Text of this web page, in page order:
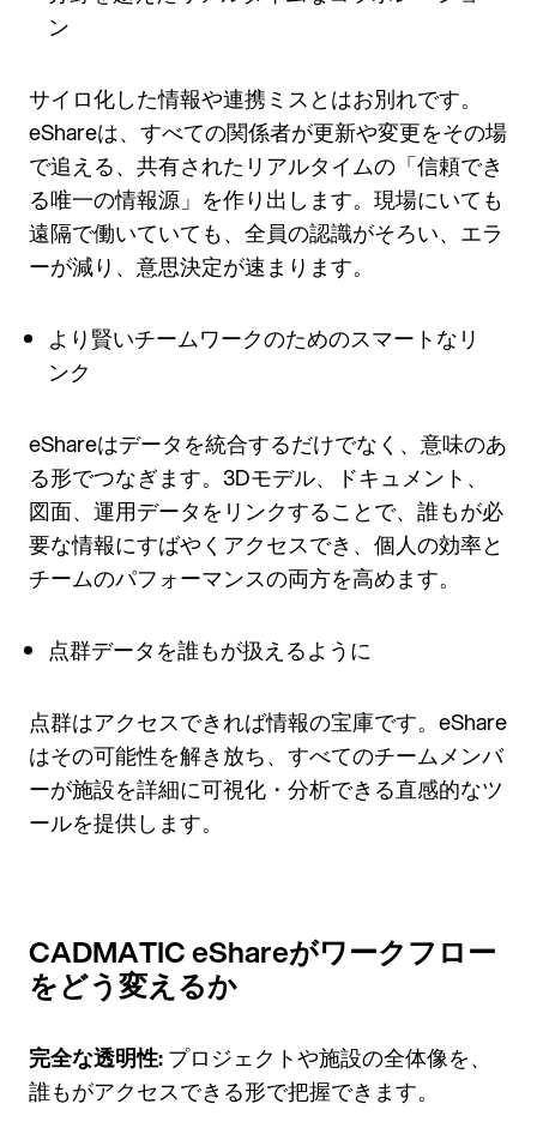
ン
サイロ化した情報や連携ミスとはお別れです。
eShareは、すべての関係者が更新や変更をその場
で追える、共有されたリアルタイムの「信頼でき
る唯一の情報源」を作り出します。現場にいても
遠隔で働いていても、全員の認識がそろい、エラ
ーが減り、意思決定が速まります。
より賢いチームワークのためのスマートなリ
ンク
eShareはデータを統合するだけでなく、意味のあ
る形でつなぎます。3Dモデル、ドキュメント、
図面、運用データをリンクすることで、誰もが必
要な情報にすばやくアクセスでき、個人の効率と
チームのパフォーマンスの両方を高めます。
点群データを誰もが扱えるように
点群はアクセスできれば情報の宝庫です。eShare
はその可能性を解き放ち、すべてのチームメンバ
ーが施設を詳細に可視化・分析できる直感的なツ
ールを提供します。
CADMATIC eShareがワークフロー
をどう変えるか
完全な透明性:プロジェクトや施設の全体像を、
誰もがアクセスできる形で把握できます。